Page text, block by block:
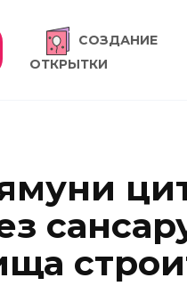
СОЗДАНИЕ
ОТКРЫТКИ